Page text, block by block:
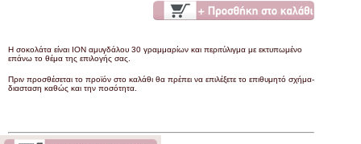
Η σοκολάτα είναι ΙΟΝ αμυγδάλου 30 γραμμαρίων και περιτύλιγμα με εκτυπωμένο
επάνω το θέμα της επιλογής σας.
Πριν προσθέσεται το προϊόν στο καλάθι θα πρέπει να επιλέξετε το επιθυμητό σχήμα-
διασταση καθώς και την ποσότητα.